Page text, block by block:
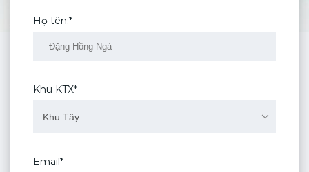
Họ tên:*
Khu KTX*
Khu Tây
Email*